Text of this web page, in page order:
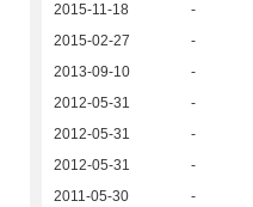
2015-11-18
-
2015-02-27
-
2013-09-10
-
2012-05-31
-
2012-05-31
-
2012-05-31
-
2011-05-30
-